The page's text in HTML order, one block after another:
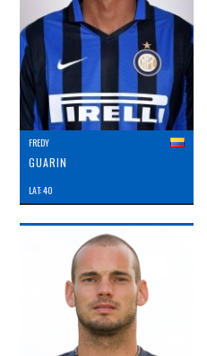
FREDY
GUARIN
LAT: 40